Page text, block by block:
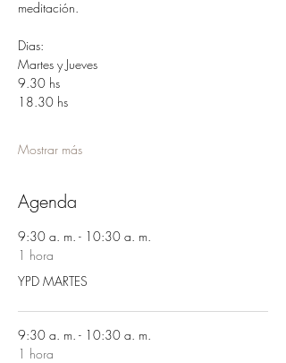
meditación.
Dias:
Martes y Jueves
9.30 hs
18.30 hs
Mostrar más
Agenda
9:30 a. m. - 10:30 a. m.
1 hora
YPD MARTES
9:30 a. m. - 10:30 a. m.
1 hora